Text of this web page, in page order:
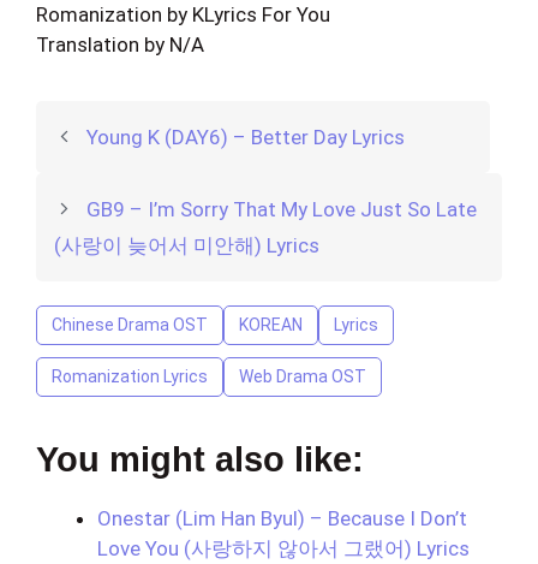
Romanization by KLyrics For You
Translation by N/A
Young K (DAY6) – Better Day Lyrics
GB9 – I’m Sorry That My Love Just So Late
(사랑이 늦어서 미안해) Lyrics
Chinese Drama OST KOREAN Lyrics
Romanization Lyrics Web Drama OST
You might also like:
Onestar (Lim Han Byul) – Because I Don’t
Love You (사랑하지 않아서 그랬어) Lyrics